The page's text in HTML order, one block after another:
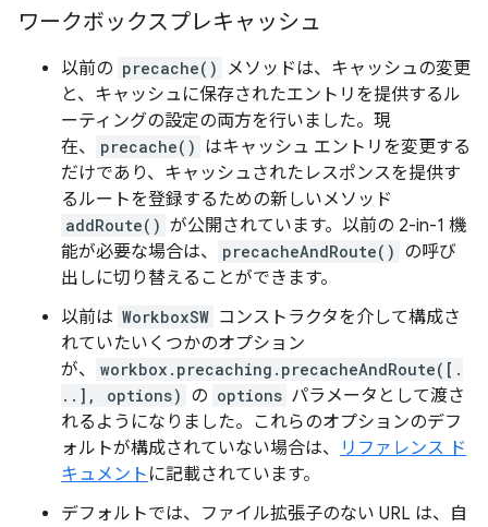
ワークボックスプレキャッシュ
以前の precache()
メソッドは、キャッシュの変更
と、キャッシュに保存されたエントリを提供するル
ーティングの設定の両方を行いました。現
在、
precache() はキャッシュ エントリを変更する
だけであり、キャッシュされたレスポンスを提供す
るルートを登録するための新しいメソッド
addRoute() が公開されています。以前の 2-in-1 機
能が必要な場合は、
precacheAndRoute() の呼び
出しに切り替えることができます。
以前は WorkboxSW コンストラクタを介して構成さ
れていたいくつかのオプション
が、
workbox.precaching.precacheAndRoute([.
..], options) の options パラメータとして渡さ
れるようになりました。これらのオプションのデフ
ォルトが構成されていない場合は、
リファレンス ド
キュメント に記載されています。
デフォルトでは、ファイル拡張子のない URL は、自